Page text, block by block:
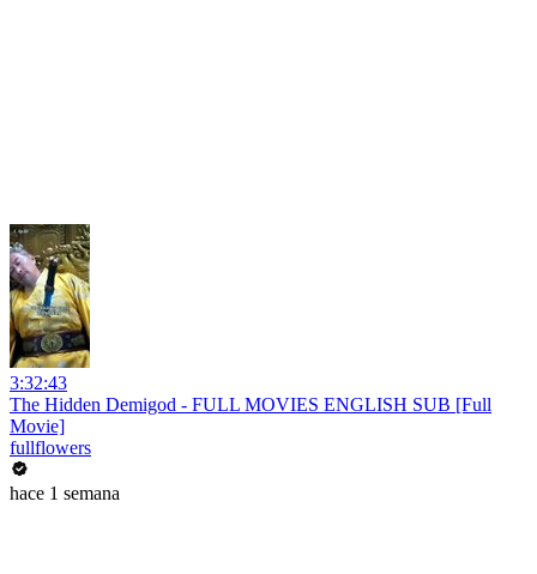
3:32:43
The Hidden Demigod - FULL MOVIES ENGLISH SUB [Full
Movie]
fullflowers
hace 1 semana